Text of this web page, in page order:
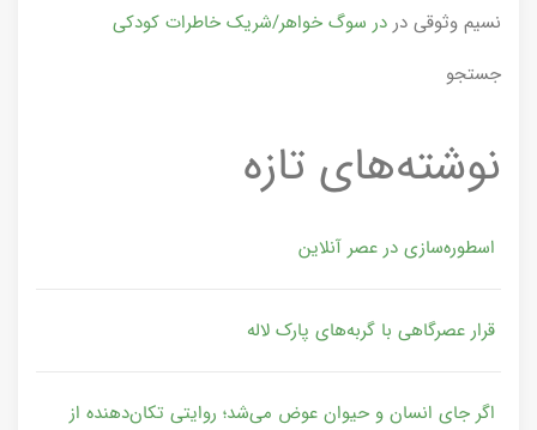
نسیم وثوقی در در سوگ خواهر/شریک خاطرات کودکی
جستجو
نوشته‌های تازه
اسطوره‌سازی در عصر آنلاین
قرار عصرگاهی با گربه‌های پارک لاله
اگر جای انسان و حیوان عوض می‌شد؛ روایتی تکان‌دهنده از